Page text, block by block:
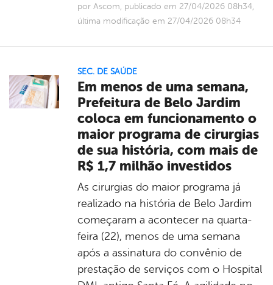
por Ascom, publicado em 27/04/2026 08h34,
última modificação em 27/04/2026 08h34
SEC. DE SAÚDE
Em menos de uma semana,
Prefeitura de Belo Jardim
coloca em funcionamento o
maior programa de cirurgias
de sua história, com mais de
R$ 1,7 milhão investidos
As cirurgias do maior programa já
realizado na história de Belo Jardim
começaram a acontecer na quarta-
feira (22), menos de uma semana
após a assinatura do convênio de
prestação de serviços com o Hospital